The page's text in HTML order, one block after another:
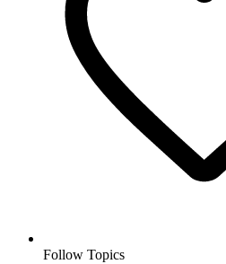
Follow Topics